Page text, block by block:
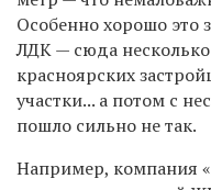
Особенно хорошо это
ЛДК — сюда несколько
красноярских
участки... а потом с
пошло сильно не так.
Например, компания